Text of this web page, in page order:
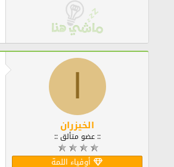
الخيزران
:: عضو متألق ::
أوفياء اللمة